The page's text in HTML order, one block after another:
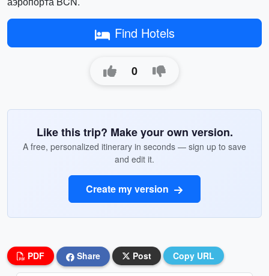
Find Hotels
0
Like this trip? Make your own version.
A free, personalized itinerary in seconds — sign up to save
and edit it.
Create my version
PDF Share Post Copy URL